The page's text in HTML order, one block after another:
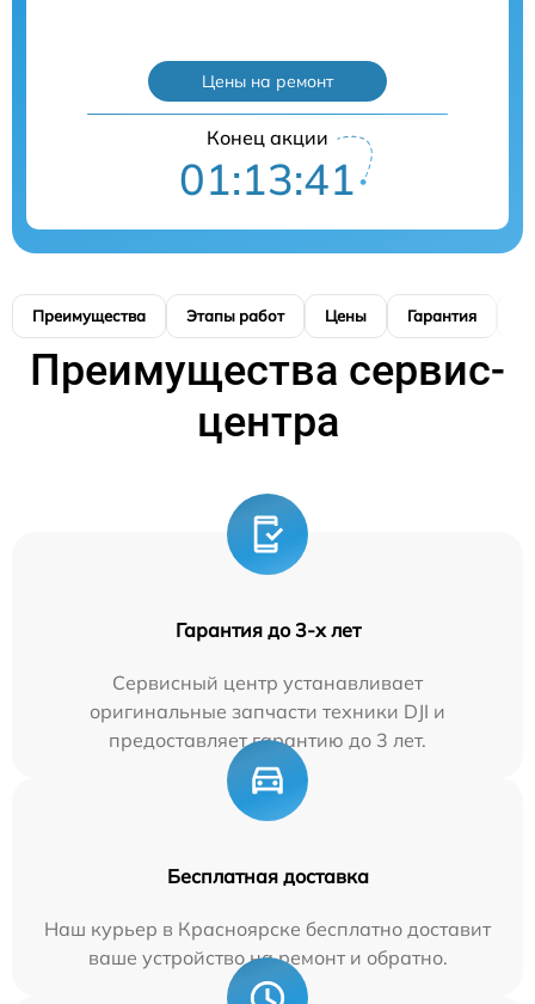
Цены на ремонт
Конец акции
01:13:40
Преимущества Этапы работ Цены Гарантия
Преимущества сервис-
центра
Гарантия до 3-х лет
Сервисный центр устанавливает
оригинальные запчасти техники DJI и
предоставляет гарантию до 3 лет.
Бесплатная доставка
Наш курьер в Красноярске бесплатно доставит
ваше устройство на ремонт и обратно.